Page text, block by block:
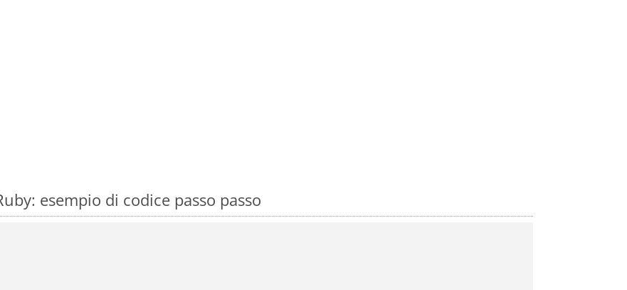
esempio di codice passo passo